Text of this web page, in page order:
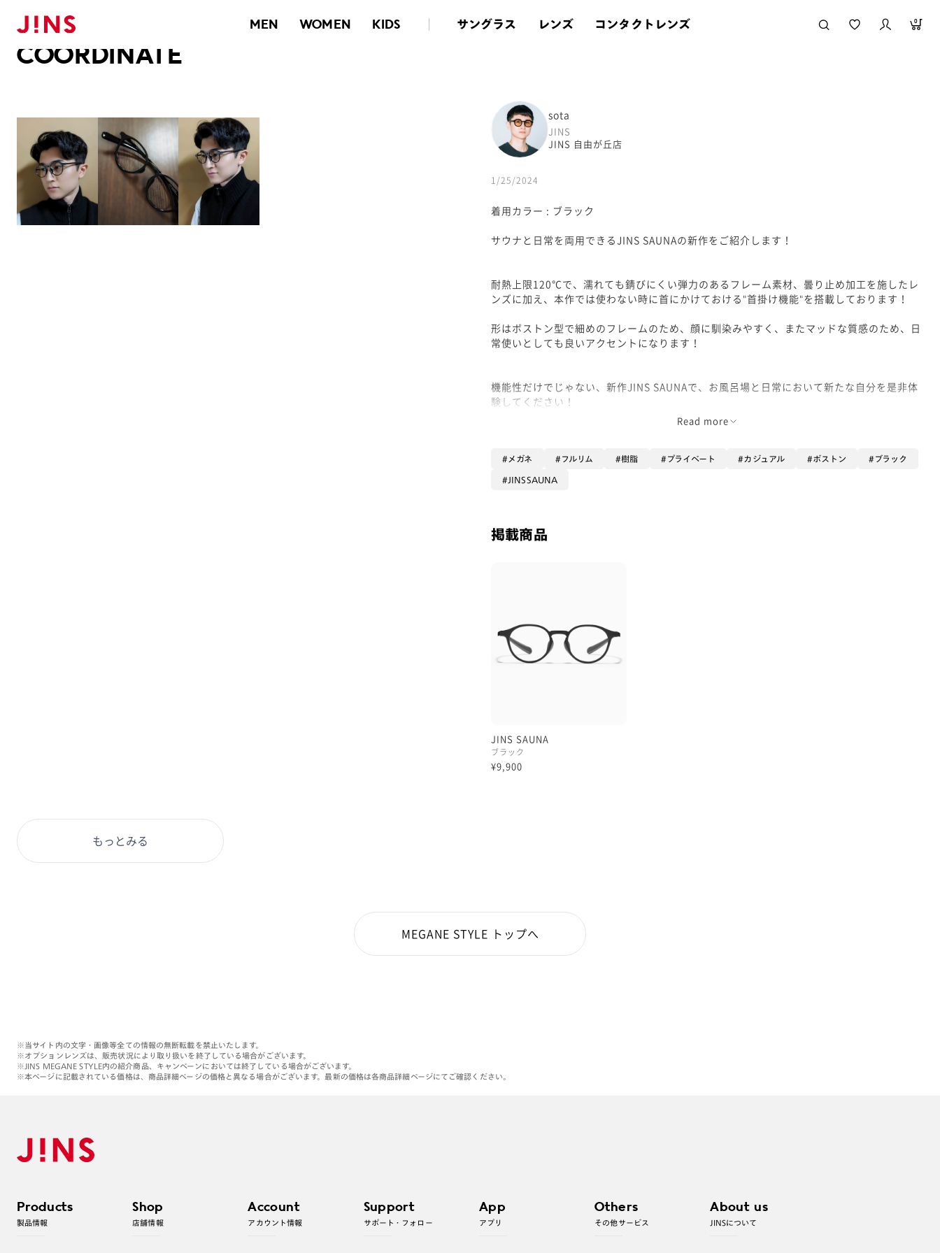
MEN WOMEN KIDS サングラス レンズ コンタクトレンズ 0
メガネのJINS TOP
COORDINATE
sota
JINS
JINS 自由が丘店
1/25/2024
着用カラー : ブラック
サウナと日常を両用できるJINS SAUNAの新作をご紹介します！
耐熱上限120℃で、濡れても錆びにくい弾力のあるフレーム素材、曇り止め加工を施したレ
ンズに加え、本作では使わない時に首にかけておける"首掛け機能"を搭載しております！
形はボストン型で細めのフレームのため、顔に馴染みやすく、またマッドな質感のため、日
常使いとしても良いアクセントになります！
機能性だけでじゃない、新作JINS SAUNAで、お風呂場と日常において新たな自分を是非体
験してください！
Read more
メガネ フルリム 樹脂 プライベート カジュアル ボストン ブラック
JINSSAUNA
掲載商品
JINS SAUNA
ブラック
¥9,900
もっとみる
MEGANE STYLE トップへ
※当サイト内の文字・画像等全ての情報の無断転載を禁止いたします。
※オプションレンズは、販売状況により取り扱いを終了している場合がございます。
※JINS MEGANE STYLE内の紹介商品、キャンペーンにおいては終了している場合がございます。
※本ページに記載されている価格は、商品詳細ページの価格と異なる場合がございます。最新の価格は各商品詳細ページにてご確認ください。
Products
製品情報
Shop
店舗情報
Account
アカウント情報
Support
サポート・フォロー
App
アプリ
Others
その他サービス
About us
JINSについて